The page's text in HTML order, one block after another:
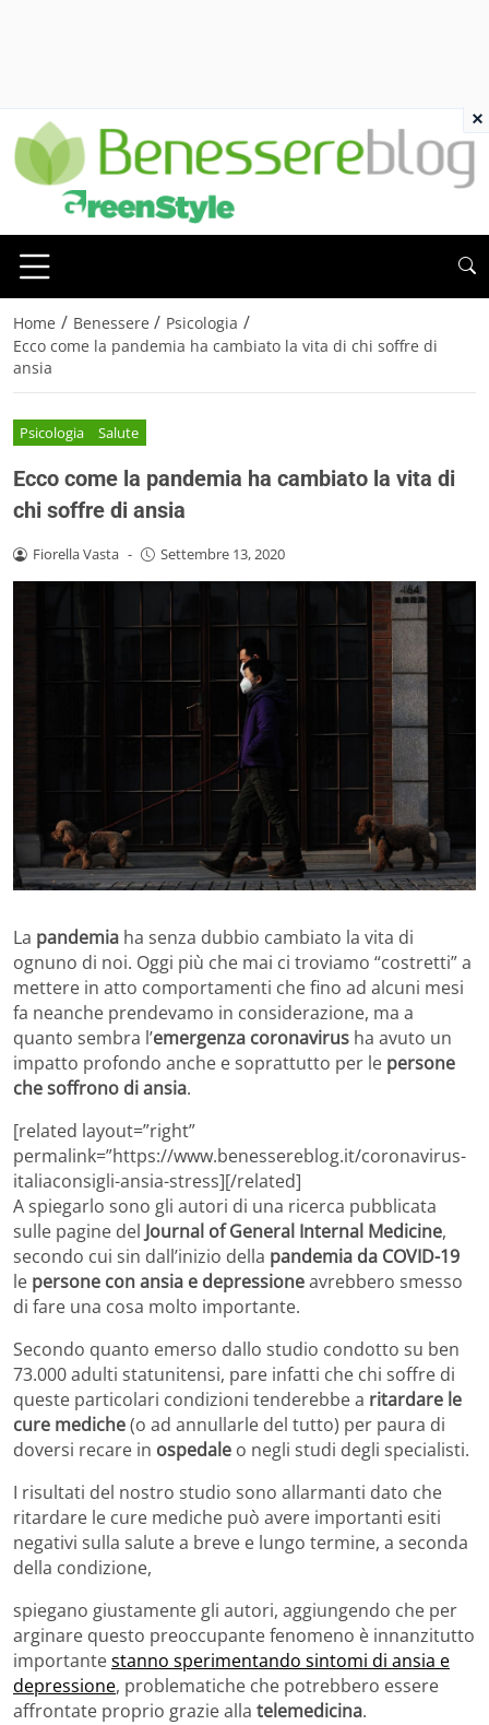
Home / Benessere / Psicologia /
Ecco come la pandemia ha cambiato la vita di chi soffre di
ansia
Psicologia Salute
Ecco come la pandemia ha cambiato la vita di
chi soffre di ansia
Fiorella Vasta - Settembre 13, 2020
La pandemia ha senza dubbio cambiato la vita di
ognuno di noi. Oggi più che mai ci troviamo “costretti” a
mettere in atto comportamenti che fino ad alcuni mesi
fa neanche prendevamo in considerazione, ma a
quanto sembra l’emergenza coronavirus ha avuto un
impatto profondo anche e soprattutto per le persone
che soffrono di ansia.
[related layout=”right”
permalink=”https://www.benessereblog.it/coronavirus-
italiaconsigli-ansia-stress][/related]
A spiegarlo sono gli autori di una ricerca pubblicata
sulle pagine del Journal of General Internal Medicine,
secondo cui sin dall’inizio della pandemia da COVID-19
le persone con ansia e depressioneavrebbero smesso
di fare una cosa molto importante.
Secondo quanto emerso dallo studio condotto su ben
73.000 adulti statunitensi, pare infatti che chi soffre di
queste particolari condizioni tenderebbe a ritardare le
cure mediche(o ad annullarle del tutto) per paura di
doversi recare in ospedale o negli studi degli specialisti.
I risultati del nostro studio sono allarmanti dato che
ritardare le cure mediche può avere importanti esiti
negativi sulla salute a breve e lungo termine, a seconda
della condizione,
spiegano giustamente gli autori, aggiungendo che per
arginare questo preoccupante fenomeno è innanzitutto
importantestanno sperimentando sintomi di ansia e
depressione, problematiche che potrebbero essere
affrontate proprio grazie alla telemedicina.
×